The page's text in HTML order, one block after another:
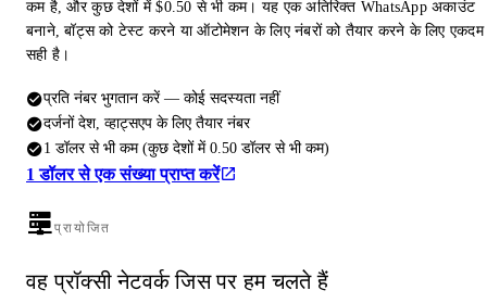
कम है, और कुछ देशों में $0.50 से भी कम। यह एक अतिरिक्त WhatsApp अकाउंट
बनाने, बॉट्स को टेस्ट करने या ऑटोमेशन के लिए नंबरों को तैयार करने के लिए एकदम
सही है।
प्रति नंबर भुगतान करें — कोई सदस्यता नहीं
दर्जनों देश, व्हाट्सएप के लिए तैयार नंबर
1 डॉलर से भी कम (कुछ देशों में 0.50 डॉलर से भी कम)
1 डॉलर से एक संख्या प्राप्त करें
प्रायोजित
वह प्रॉक्सी नेटवर्क जिस पर हम चलते हैं